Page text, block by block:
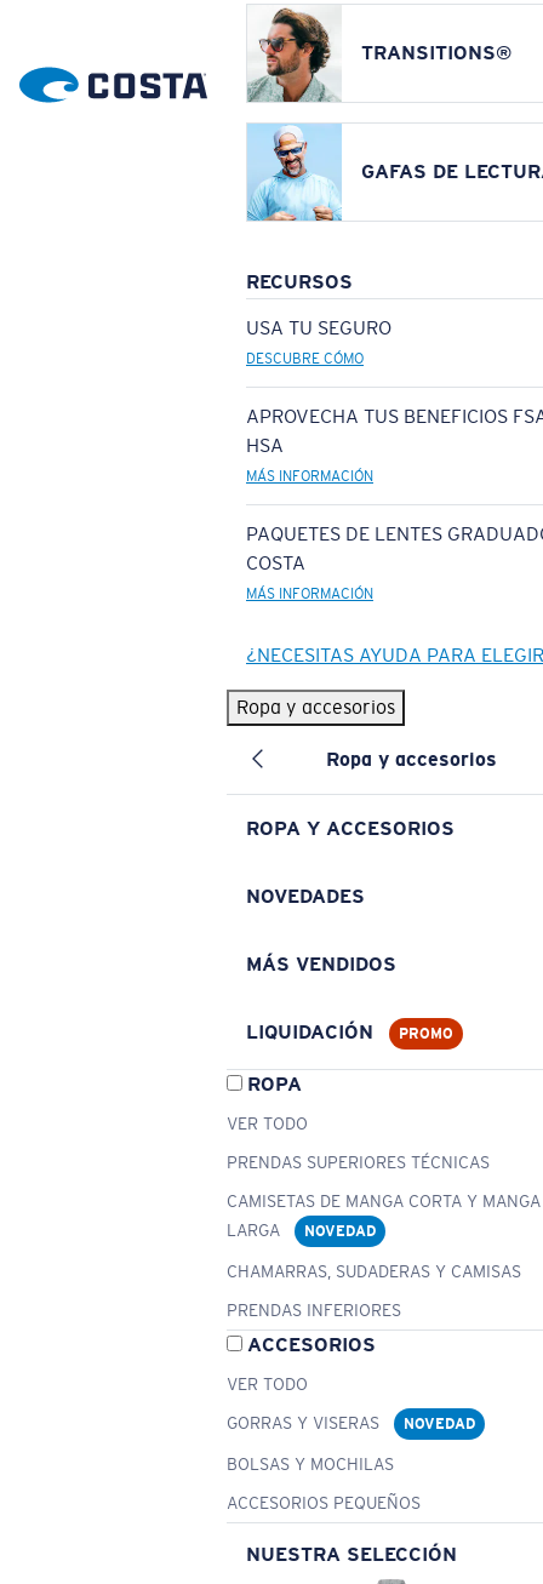
TRANSITIONS®
GAFAS DE
RECURSOS
USA TU SEGURO
DESCUBRE CÓMO
APROVECHA TUS BENEFICIOS
HSA
MÁS INFORMACIÓN
PAQUETES DE LENTES
COSTA
MÁS INFORMACIÓN
¿NECESITAS AYUDA PARA
Ropa y accesorios
Ropa y accesorios
ROPA Y ACCESORIOS
NOVEDADES
MÁS VENDIDOS
LIQUIDACIÓN PROMO
ROPA
VER TODO
PRENDAS SUPERIORES TÉCNICAS
CAMISETAS DE MANGA CORTA Y MANGA
LARGA
NOVEDAD
CHAMARRAS, SUDADERAS Y CAMISAS
PRENDAS INFERIORES
ACCESORIOS
VER TODO
GORRAS Y VISERAS
NOVEDAD
BOLSAS Y MOCHILAS
ACCESORIOS PEQUEÑOS
NUESTRA SELECCIÓN